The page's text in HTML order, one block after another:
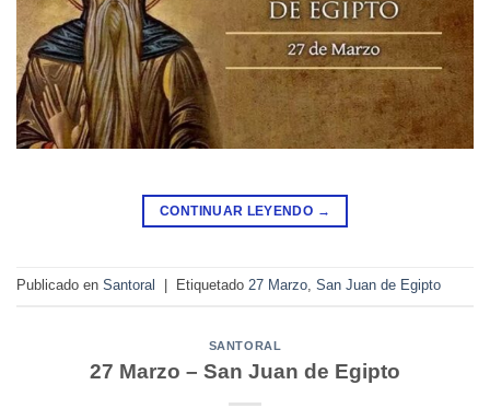
CONTINUAR LEYENDO →
Publicado en Santoral Etiquetado 27 Marzo, San Juan de Egipto
SANTORAL
27 Marzo – San Juan de Egipto